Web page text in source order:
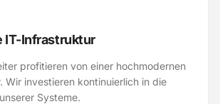
IT-Infrastruktur
profitieren von einer hochmodernen
Wir investieren kontinuierlich in die
Systeme.